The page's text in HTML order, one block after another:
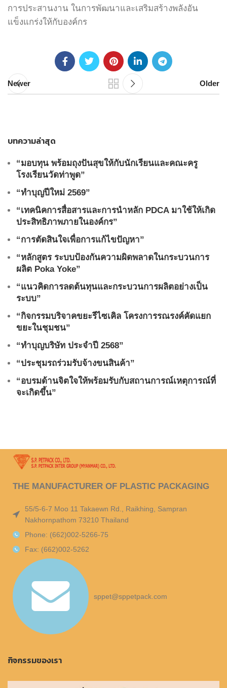
การประสานงาน ในการพัฒนาและเสริมสร้างพลังอัน
แข็งแกร่งให้กับองค์กร
Newer Older
บทความล่าสุด
“มอบทุน พร้อมถุงปันสุขให้กับนักเรียนและคณะครู
โรงเรียนวัดท่าพูด”
“ทำบุญปีใหม่ 2569”
“เทคนิคการสื่อสารและการนำหลัก PDCA มาใช้ให้เกิด
ประสิทธิภาพภายในองค์กร”
“การตัดสินใจเพื่อการแก้ไขปัญหา”
“หลักสูตร ระบบป้องกันความผิดพลาดในกระบวนการ
ผลิต Poka Yoke”
“แนวคิดการลดต้นทุนและกระบวนการผลิตอย่างเป็น
ระบบ”
“กิจกรรมบริจาคขยะรีไซเคิล โครงการรณรงค์คัดแยก
ขยะในชุมชน”
“ทำบุญบริษัท ประจำปี 2568”
“ประชุมรถร่วมรับจ้างขนสินค้า”
“อบรมด้านจิตใจให้พร้อมรับกับสถานการณ์เหตุการณ์ที่
จะเกิดขึ้น”
THE MANUFACTURER OF PLASTIC PACKAGING
55/5-6-7 Moo 11 Takaewn Rd., Raikhing, Sampran
Nakhornpathom 73210 Thailand
Phone: (662)002-5266-75
Fax: (662)002-5262
sppet@sppetpack.com
กิจกรรมของเรา